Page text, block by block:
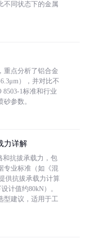
不同状态下的金属
重点分析了铝合金
），并对比不
8503-1标准和行业
参数。
力详解
和抗拔承载力，包
专业标准（如《混
供抗拔承载力计算
计值约80kN）。
型建议，适用于工